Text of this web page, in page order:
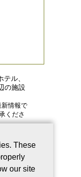
ル、
の施設
情報で
くださ
These
our site